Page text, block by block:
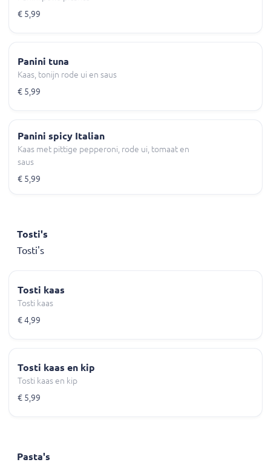
€ 5,99
Panini tuna
Kaas, tonijn rode ui en saus
€ 5,99
Panini spicy Italian
Kaas met pittige pepperoni, rode ui, tomaat en
saus
€ 5,99
Tosti's
Tosti's
Tosti kaas
Tosti kaas
€ 4,99
Tosti kaas en kip
Tosti kaas en kip
€ 5,99
Pasta's